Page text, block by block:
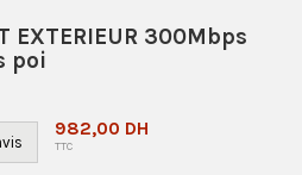
EXTERIEUR 300Mbps
poi
982,00 DH
TTC